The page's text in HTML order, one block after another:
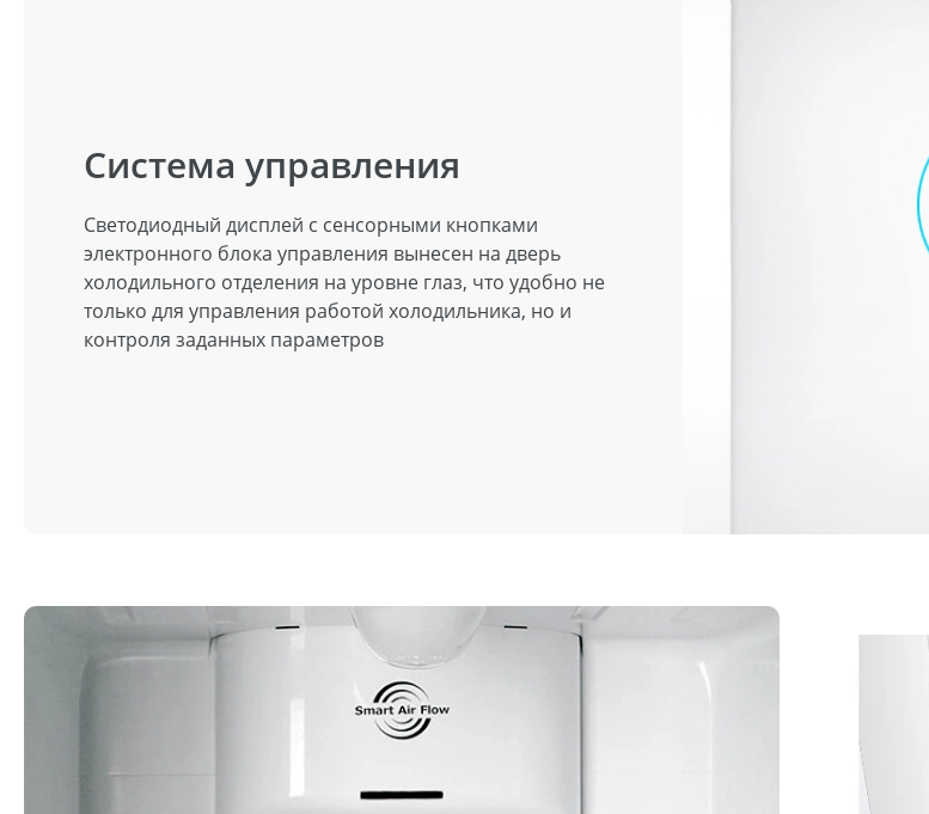
Система управления
Светодиодный дисплей с сенсорными кнопками
электронного блока управления вынесен на дверь
холодильного отделения на уровне глаз, что удобно не
только для управления работой холодильника, но и
контроля заданных параметров